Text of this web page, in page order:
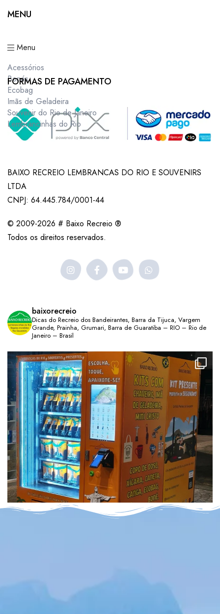
MENU
Menu
Acessórios
Bonés
Ecobag
Imãs de Geladeira
Souvenir do Rio de Janeiro
Lembrancinhas do Rio
FORMAS DE PAGAMENTO
BAIXO RECREIO LEMBRANCAS DO RIO E SOUVENIRS
LTDA
CNPJ: 64.445.784/0001-44
© 2009-2026 # Baixo Recreio ®
Todos os direitos reservados.
baixorecreio
Dicas do Recreio dos Bandeirantes, Barra da Tijuca, Vargem
Grande, Prainha, Grumari, Barra de Guaratiba – RIO – Rio de
Janeiro – Brasil